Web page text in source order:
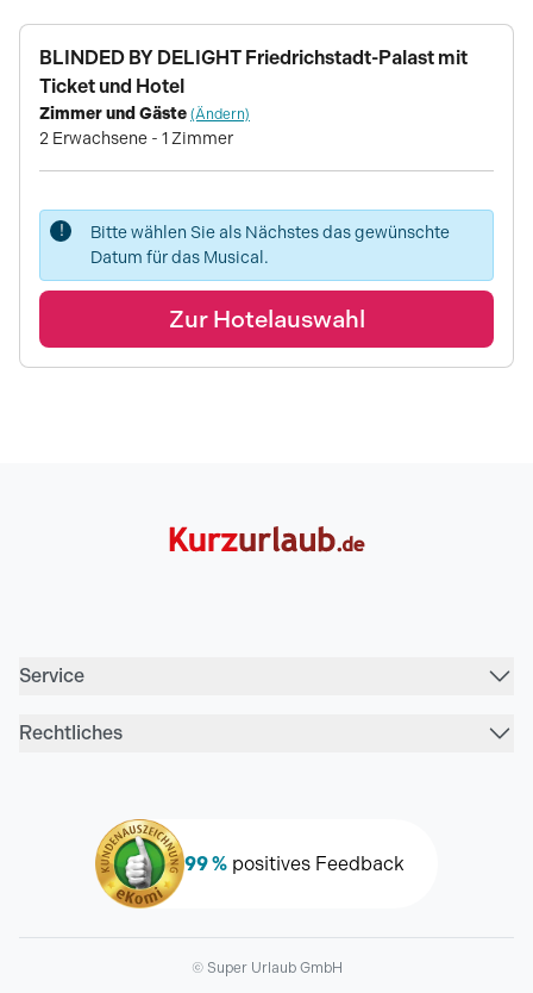
BLINDED BY DELIGHT Friedrichstadt-Palast mit
Ticket und Hotel
Zimmer und Gäste (Ändern)
2 Erwachsene - 1 Zimmer
!
Bitte wählen Sie als Nächstes das gewünschte
Datum für das Musical.
Zur Hotelauswahl
99 % positives Feedback
Service
Rechtliches
© Super Urlaub GmbH